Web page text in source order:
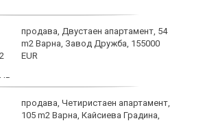
продава, Двустаен апартамент, 54
m2 Варна, Завод Дружба, 155000
EUR
продава, Четиристаен апартамент,
105 m2 Варна, Кайсиева Градина,